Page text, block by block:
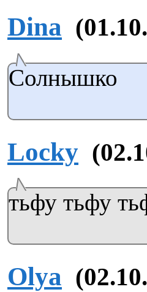
Dina
Солнышко
Locky
тьфу тьфу
Olya